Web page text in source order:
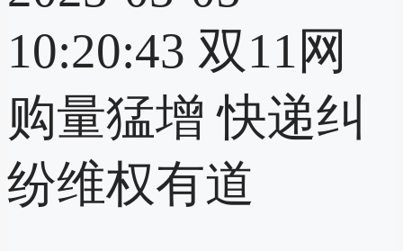
10:20:43 双11网
购量猛增 快递纠
纷维权有道